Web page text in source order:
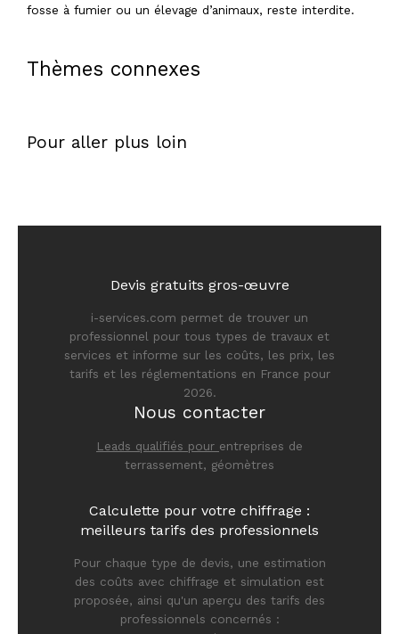
fosse à fumier ou un élevage d’animaux, reste interdite.
Thèmes connexes
Pour aller plus loin
Devis gratuits gros-œuvre
i-services.com permet de trouver un
professionnel pour tous types de travaux et
services et informe sur les coûts, les prix, les
tarifs et les réglementations en France pour
2026.
Nous contacter
Leads qualifiés pour entreprises de
terrassement, géomètres
Calculette pour votre chiffrage :
meilleurs tarifs des professionnels
Pour chaque type de devis, une estimation
des coûts avec chiffrage et simulation est
proposée, ainsi qu'un aperçu des tarifs des
professionnels concernés :